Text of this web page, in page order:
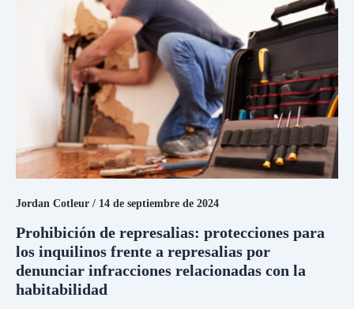
Jordan Cotleur / 14 de septiembre de 2024
Prohibición de represalias: protecciones para
los inquilinos frente a represalias por
denunciar infracciones relacionadas con la
habitabilidad
represalias:
protecciones
inquilinos
frente
represalias
denunciar
infracciones
relacionadas
con
habitabilidad